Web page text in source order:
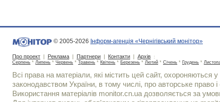
© 2005-2026 Інформ-агенція «Чернігівський монітор»
Про проект | Реклама | Партнери | Контакти | Архів :
Серпень * Липень * Червень * Травень * Квітень * Березень * Лютий * Січень * Грудень *
Всі права на матеріали, які містить цей сайт, охороняються у
законодавством України, в тому числі, про авторське право і
Використання матерiалiв monitor.cn.ua дозволяється за